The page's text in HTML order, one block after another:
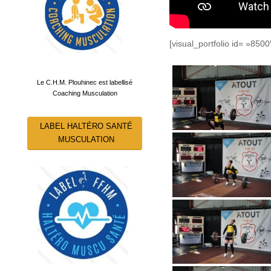
[visual_portfolio id=
Le C.H.M. Plouhinec est labellisé
Coaching Musculation
LABEL HALTÉRO SANTÉ
MUSCULATION